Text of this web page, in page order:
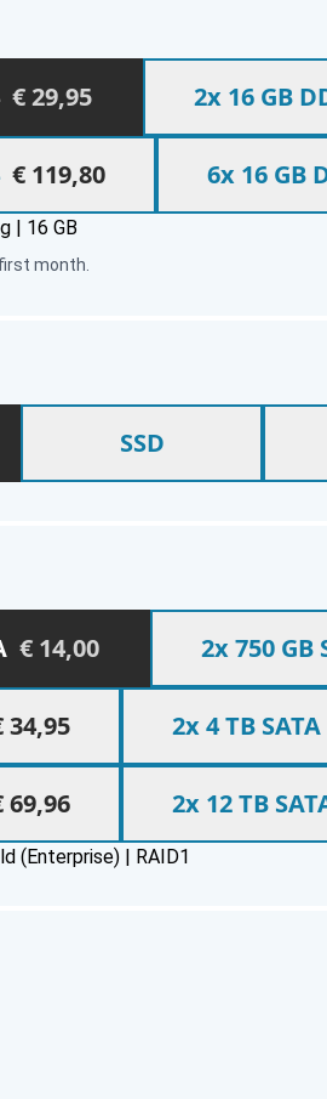
€ 29,95 2x 16 GB
€ 119,80 6x 16 GB
| 16 GB
month.
SSD
€ 14,00 2x 750 GB
34,95 2x 4 TB SATA
69,96 2x 12 TB
(Enterprise) | RAID1